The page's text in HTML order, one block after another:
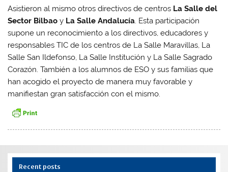
Asistieron al mismo otros directivos de centros La Salle del
Sector Bilbao y La Salle Andalucía. Esta participación
supone un reconocimiento a los directivos, educadores y
responsables TIC de los centros de La Salle Maravillas, La
Salle San Ildefonso, La Salle Institución y La Salle Sagrado
Corazón. También a los alumnos de ESO y sus familias que
han acogido el proyecto de manera muy favorable y
manifiestan gran satisfacción con el mismo.
Recent posts